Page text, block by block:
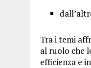
Tra i temi
al ruolo che
efficienza e